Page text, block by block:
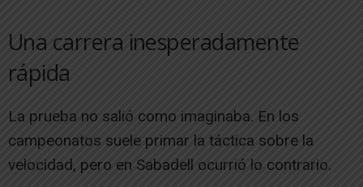
Una carrera inesperadamente
rápida
La prueba no salió como imaginaba. En los
campeonatos suele primar la táctica sobre la
velocidad, pero en Sabadell ocurrió lo contrario.